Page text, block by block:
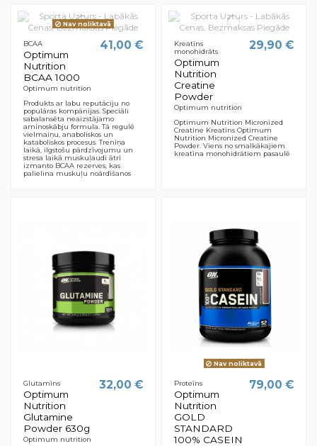
Nav noliktavā
BCAA
Optimum
Nutrition
BCAA 1000
Optimum nutrition
41,00 €
Produkts ar labu reputāciju no
populāras kompānijas. Speciāli
sabalansēta neaizstājamo
aminoskābju formula. Tā regulē
vielmaiņu, anaboliskos un
kataboliskos procesus. Treniņa
laikā, ilgstošu pārdzīvojumu un
stresa laikā muskuļaudi ātri
izmanto BCAA rezerves, kas
palielina muskuļu noārdīšanos
Kreatīns
monohidrāts
Optimum
Nutrition
Creatine
Powder
Optimum nutrition
29,90 €
Optimum Nutrition Micronized
Creatine Kreatīns Optimum
Nutrition Micronized Creatine
Powder. Viens no smalkākajiem
kreatīna monohidrātiem pasaulē
Glutamīns
Optimum
Nutrition
Glutamine
Powder 630g
Optimum nutrition
32,00 €
Nav noliktavā
Proteīns
Optimum
Nutrition
GOLD
STANDARD
100% CASEIN
79,00 €